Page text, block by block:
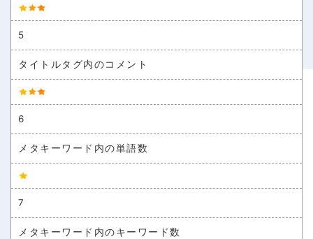
5
タイトルタグ内のコメント
6
メタキーワード内の単語数
7
メタキーワード内のキーワード数